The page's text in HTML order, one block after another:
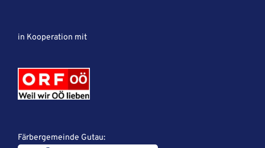
in Kooperation mit
Färbergemeinde Gutau: